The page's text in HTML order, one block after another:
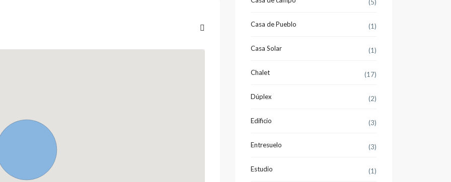
(5)
Casa de Pueblo (1)
Casa Solar (1)
Chalet (17)
Dúplex (2)
Edificio (3)
Entresuelo (3)
Estudio (1)